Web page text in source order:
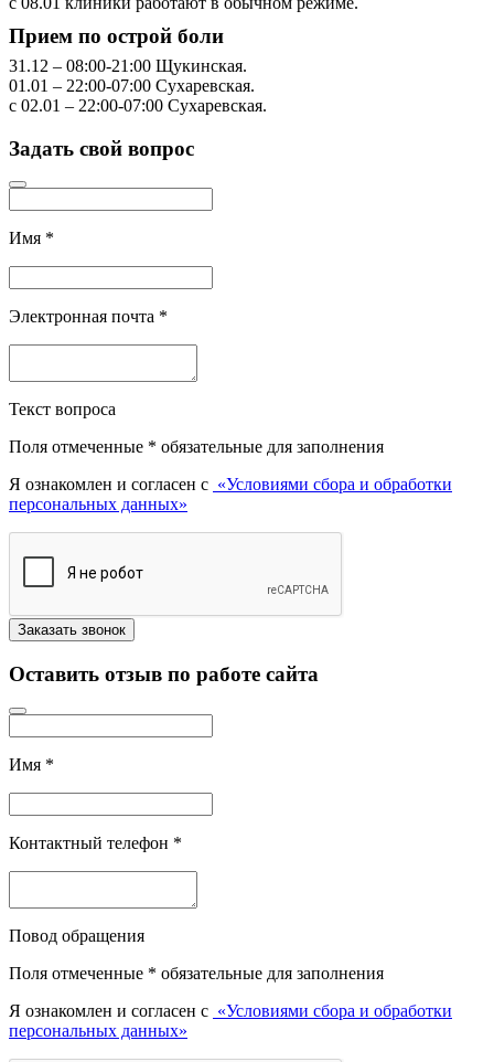
Прием по острой боли
31.12 – 08:00-21:00 Щукинская.
01.01 – 22:00-07:00 Сухаревская.
с 02.01 – 22:00-07:00 Сухаревская.
Задать свой вопрос
Имя *
Электронная почта *
Текст вопроса
Поля отмеченные * обязательные для заполнения
Я ознакомлен и согласен с «Условиями сбора и обработки
персональных данных»
Оставить отзыв по работе сайта
Имя *
Контактный телефон *
Повод обращения
Поля отмеченные * обязательные для заполнения
Я ознакомлен и согласен с «Условиями сбора и обработки
персональных данных»